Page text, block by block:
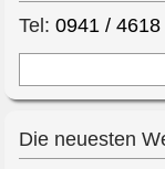
Tel:0941 /
Die neuesten